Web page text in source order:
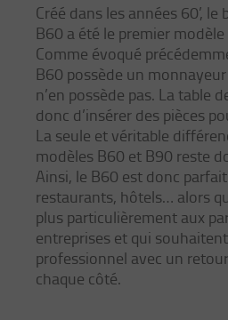
Créé dans les années 60’,
B60 a été le premier
Comme évoqué
B60 possède un
n’en possède pas. La table
donc d’insérer des pièces
La seule et véritable
modèles B60 et B90 reste
Ainsi, le B60 est donc
restaurants, hôtels… alors
plus particulièrement aux
entreprises et qui
professionnel avec un
chaque côté.